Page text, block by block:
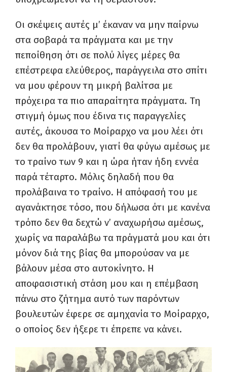
Οι σκέψεις αυτές μ’ έκαναν να μην παίρνω
στα σοβαρά τα πράγματα και με την
πεποίθηση ότι σε πολύ λίγες μέρες θα
επέστρεφα ελεύθερος, παράγγειλα στο σπίτι
να μου φέρουν τη μικρή βαλίτσα με
πρόχειρα τα πιο απαραίτητα πράγματα. Τη
στιγμή όμως που έδινα τις παραγγελίες
αυτές, άκουσα το Μοίραρχο να μου λέει ότι
δεν θα προλάβουν, γιατί θα φύγω αμέσως με
το τραίνο των 9 και η ώρα ήταν ήδη εννέα
παρά τέταρτο. Μόλις δηλαδή που θα
προλάβαινα το τραίνο. Η απόφασή του με
αγανάκτησε τόσο, που δήλωσα ότι με κανένα
τρόπο δεν θα δεχτώ ν’ αναχωρήσω αμέσως,
χωρίς να παραλάβω τα πράγματά μου και ότι
μόνον διά της βίας θα μπορούσαν να με
βάλουν μέσα στο αυτοκίνητο. Η
αποφασιστική στάση μου και η επέμβαση
πάνω στο ζήτημα αυτό των παρόντων
βουλευτών έφερε σε αμηχανία το Μοίραρχο,
ο οποίος δεν ήξερε τι έπρεπε να κάνει.